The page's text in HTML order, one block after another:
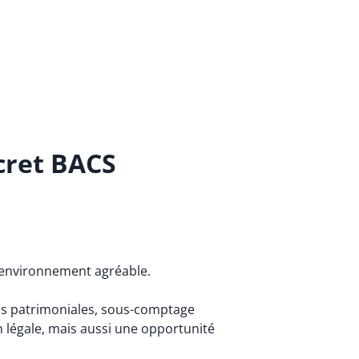
BACS
agréable.
patrimoniales, sous-comptage
légale, mais aussi une opportunité